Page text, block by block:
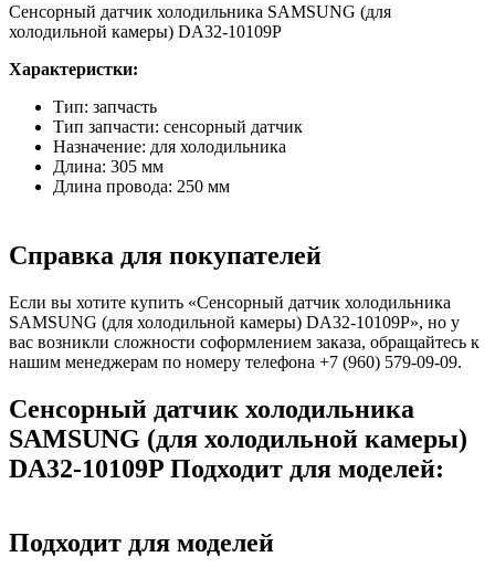
Сенсорный датчик холодильника SAMSUNG (для
холодильной камеры) DA32-10109P
​Характеристки:
Тип: запчасть
Тип запчасти: сенсорный датчик
Назначение: для холодильника
Длина: 305 мм
Длина провода: 250 мм
Справка для покупателей
Если вы хотите купить «Сенсорный датчик холодильника
SAMSUNG (для холодильной камеры) DA32-10109P», но у
вас возникли сложности соформлением заказа, обращайтесь к
нашим менеджерам по номеру телефона +7 (960) 579-09-09.
Сенсорный датчик холодильника
SAMSUNG (для холодильной камеры)
DA32-10109P Подходит для моделей:
Подходит для моделей